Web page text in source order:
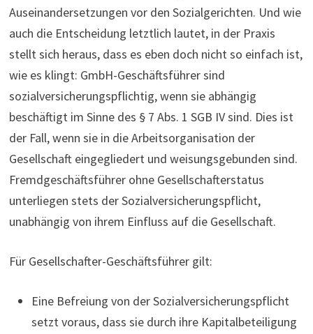
Auseinandersetzungen vor den Sozialgerichten. Und wie
auch die Entscheidung letztlich lautet, in der Praxis
stellt sich heraus, dass es eben doch nicht so einfach ist,
wie es klingt: GmbH-Geschäftsführer sind
sozialversicherungspflichtig, wenn sie abhängig
beschäftigt im Sinne des § 7 Abs. 1 SGB IV sind. Dies ist
der Fall, wenn sie in die Arbeitsorganisation der
Gesellschaft eingegliedert und weisungsgebunden sind.
Fremdgeschäftsführer ohne Gesellschafterstatus
unterliegen stets der Sozialversicherungspflicht,
unabhängig von ihrem Einfluss auf die Gesellschaft.
Für Gesellschafter-Geschäftsführer gilt:
Eine Befreiung von der Sozialversicherungspflicht
setzt voraus, dass sie durch ihre Kapitalbeteiligung